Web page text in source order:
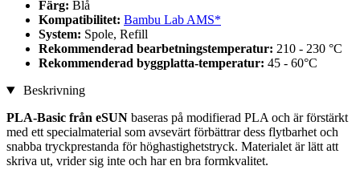
Färg: Blå
Kompatibilitet: Bambu Lab AMS*
System: Spole, Refill
Rekommenderad bearbetningstemperatur: 210 - 230 °C
Rekommenderad byggplatta-temperatur: 45 - 60°C
Beskrivning
PLA-Basic från eSUN baseras på modifierad PLA och är förstärkt
med ett specialmaterial som avsevärt förbättrar dess flytbarhet och
snabba tryckprestanda för höghastighetstryck. Materialet är lätt att
skriva ut, vrider sig inte och har en bra formkvalitet.